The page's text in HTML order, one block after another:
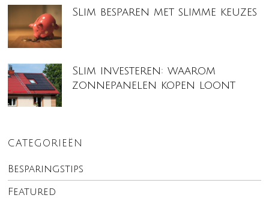
Slim besparen met slimme keuzes
Slim investeren: waarom
zonnepanelen kopen loont
CATEGORIEËN
Besparingstips
Featured